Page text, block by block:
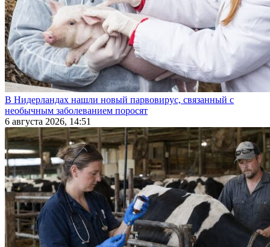
В Нидерландах нашли новый парвовирус, связанный с
необычным заболеванием поросят
6 августа 2026, 14:51